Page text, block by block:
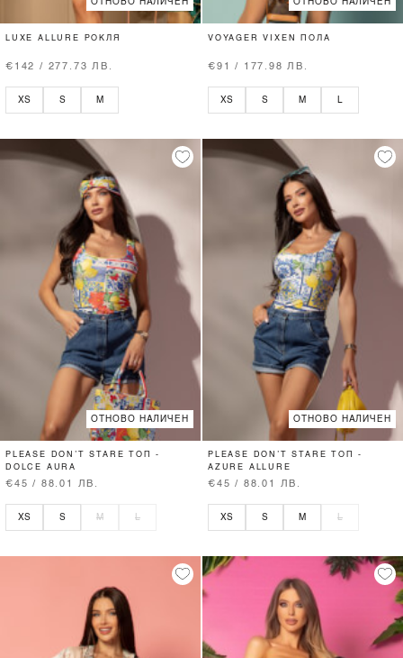
ОТНОВО НАЛИЧЕН
LUXE ALLURE РОКЛЯ
€142 / 277.73 ЛВ.
XS S M
ОТНОВО НАЛИЧЕН
VOYAGER VIXEN ПОЛА
€91 / 177.98 ЛВ.
XS S M L
ОТНОВО НАЛИЧЕН
PLEASE DON’T STARE ТОП -
DOLCE AURA
€45 / 88.01 ЛВ.
XS S M L
ОТНОВО НАЛИЧЕН
PLEASE DON’T STARE ТОП -
AZURE ALLURE
€45 / 88.01 ЛВ.
XS S M L